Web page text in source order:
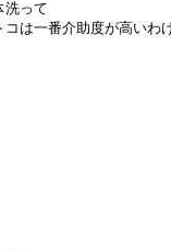
洗って
は一番介助度が高いわ